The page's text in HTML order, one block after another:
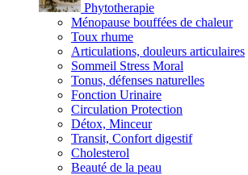
Phytotherapie
Ménopause bouffées de chaleur
Toux rhume
Articulations, douleurs articulaires
Sommeil Stress Moral
Tonus, défenses naturelles
Fonction Urinaire
Circulation Protection
Détox, Minceur
Transit, Confort digestif
Cholesterol
Beauté de la peau